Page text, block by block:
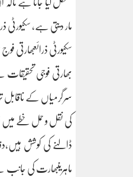
سکیورٹی
بھارتی فوجی
سرگرمیاں کے ناقابل
کی نقل و حمل خطے میں
ڈالنے کی کوشش
ماہرینبھارت کی